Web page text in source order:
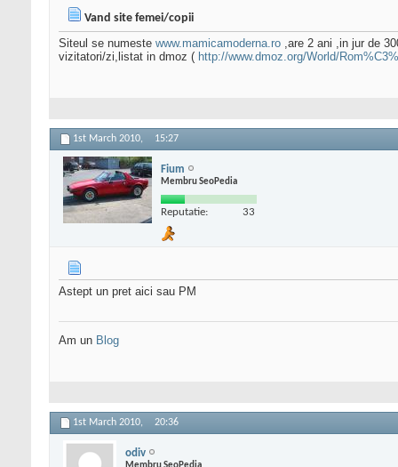
Vand site femei/copii
Siteul se numeste www.mamicamoderna.ro ,are 2 ani ,in jur de
vizitatori/zi,listat in dmoz ( http://www.dmoz.org/World/
1st March 2010, 15:27
Fium
Membru SeoPedia
Reputatie: 33
Astept un pret aici sau PM
Am un Blog
1st March 2010, 20:36
odiv